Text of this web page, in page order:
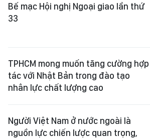
Bế mạc Hội nghị Ngoại giao lần thứ
33
TPHCM mong muốn tăng cường hợp
tác với Nhật Bản trong đào tạo
nhân lực chất lượng cao
Người Việt Nam ở nước ngoài là
nguồn lực chiến lược quan trọng,